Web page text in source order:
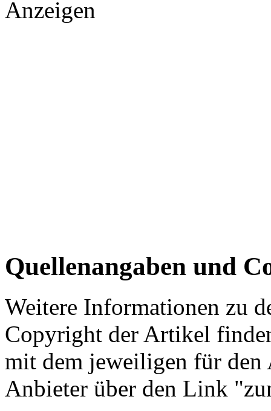
Anzeigen
Quellenangaben und
Weitere Informationen zu
Copyright der Artikel
mit dem jeweiligen für
Anbieter über den Link